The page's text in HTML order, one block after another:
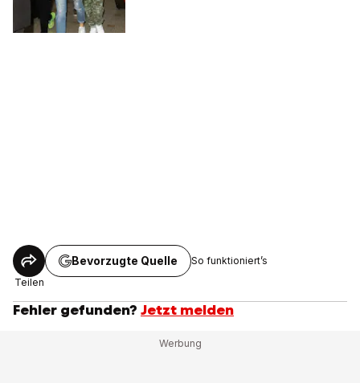
Teilen
Bevorzugte Quelle So funktioniert’s
Fehler gefunden? Jetzt melden